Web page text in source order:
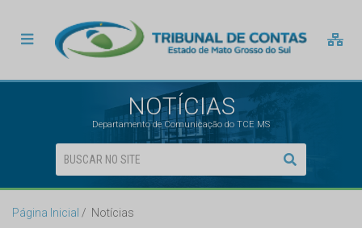
NOTÍCIAS
Departamento de Comunicação do TCE MS
Página Inicial Notícias